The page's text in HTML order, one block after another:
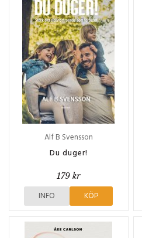
Alf B Svensson
Du duger!
179 kr
INFO KÖP